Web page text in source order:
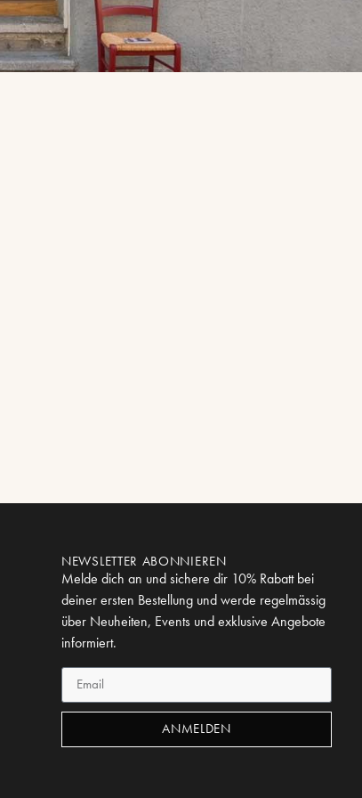
NEWSLETTER ABONNIEREN
Melde dich an und sichere dir 10% Rabatt bei
deiner ersten Bestellung und werde regelmässig
über Neuheiten, Events und exklusive Angebote
informiert.
ANMELDEN